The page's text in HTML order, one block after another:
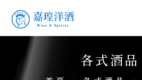
各式酒品